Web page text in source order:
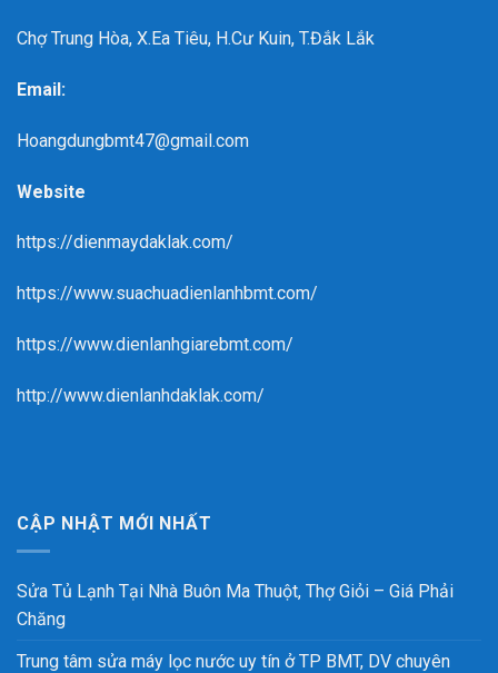
Chợ Trung Hòa, X.Ea Tiêu, H.Cư Kuin, T.Đắk Lắk
Email:
Hoangdungbmt47@gmail.com
Website
https://dienmaydaklak.com/
https://www.suachuadienlanhbmt.com/
https://www.dienlanhgiarebmt.com/
http://www.dienlanhdaklak.com/
CẬP NHẬT MỚI NHẤT
Sửa Tủ Lạnh Tại Nhà Buôn Ma Thuột, Thợ Giỏi – Giá Phải
Chăng
Trung tâm sửa máy lọc nước uy tín ở TP BMT, DV chuyên